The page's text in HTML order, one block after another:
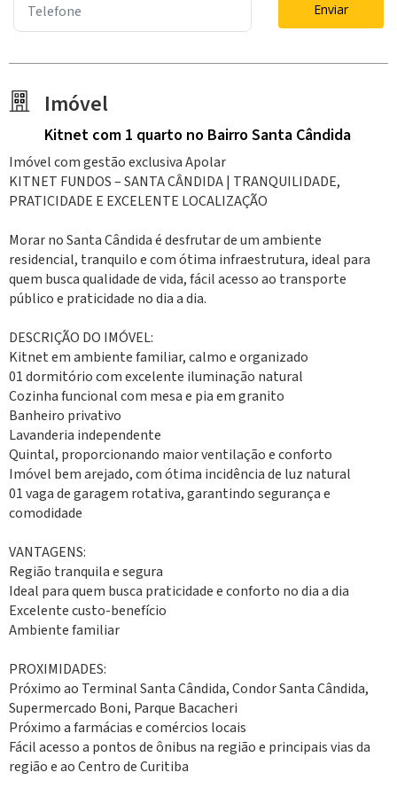
Enviar
Imóvel
Kitnet com 1 quarto no Bairro Santa Cândida
Imóvel com gestão exclusiva Apolar
KITNET FUNDOS – SANTA CÂNDIDA | TRANQUILIDADE,
PRATICIDADE E EXCELENTE LOCALIZAÇÃO
Morar no Santa Cândida é desfrutar de um ambiente
residencial, tranquilo e com ótima infraestrutura, ideal para
quem busca qualidade de vida, fácil acesso ao transporte
público e praticidade no dia a dia.
DESCRIÇÃO DO IMÓVEL:
Kitnet em ambiente familiar, calmo e organizado
01 dormitório com excelente iluminação natural
Cozinha funcional com mesa e pia em granito
Banheiro privativo
Lavanderia independente
Quintal, proporcionando maior ventilação e conforto
Imóvel bem arejado, com ótima incidência de luz natural
01 vaga de garagem rotativa, garantindo segurança e
comodidade
VANTAGENS:
Região tranquila e segura
Ideal para quem busca praticidade e conforto no dia a dia
Excelente custo-benefício
Ambiente familiar
PROXIMIDADES:
Próximo ao Terminal Santa Cândida, Condor Santa Cândida,
Supermercado Boni, Parque Bacacheri
Próximo a farmácias e comércios locais
Fácil acesso a pontos de ônibus na região e principais vias da
região e ao Centro de Curitiba